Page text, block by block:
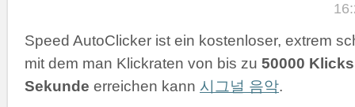
Speed AutoClicker ist ein kostenloser, extrem
mit dem man Klickraten von bis zu 50000
Sekunde erreichen kann 시그널 음악.